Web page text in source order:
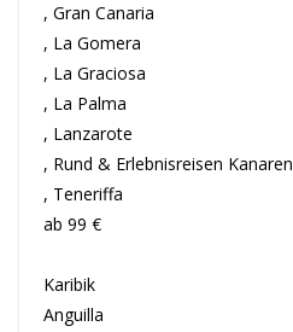
, Gran Canaria
, La Gomera
, La Graciosa
, La Palma
, Lanzarote
, Rund & Erlebnisreisen Kanaren
, Teneriffa
ab 99 €
Karibik
Anguilla